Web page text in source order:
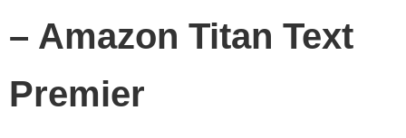
ML 服务
基础设施
– Amazon Titan Text
Premier